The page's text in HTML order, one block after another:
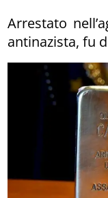
Arrestato
antinazista, fu